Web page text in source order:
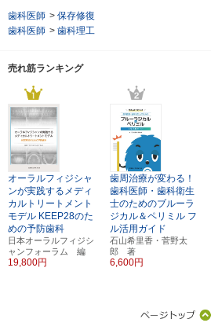
歯科医師 > 保存修復
歯科医師 > 歯科理工
売れ筋ランキング
オーラルフィジシャ
ンが実践するメディ
カルトリートメント
モデル KEEP28のた
めの予防歯科
日本オーラルフィジシ
ャンフォーラム 編
19,800円
歯周治療が変わる！
歯科医師・歯科衛生
士のためのブルーラ
ジカル＆ペリミル フ
ル活用ガイド
石山希里香・菅野太
郎 著
6,600円